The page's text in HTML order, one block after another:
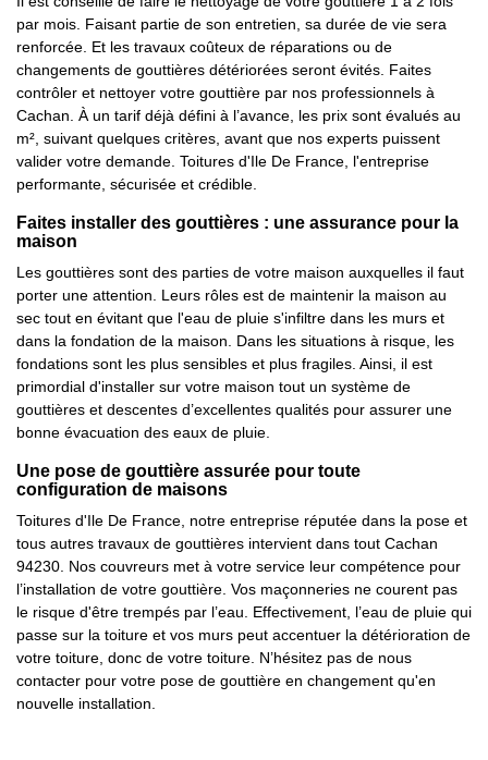
par mois. Faisant partie de son entretien, sa durée de vie sera
renforcée. Et les travaux coûteux de réparations ou de
changements de gouttières détériorées seront évités. Faites
contrôler et nettoyer votre gouttière par nos professionnels à
Cachan. À un tarif déjà défini à l’avance, les prix sont évalués au
m², suivant quelques critères, avant que nos experts puissent
valider votre demande. Toitures d'Ile De France, l'entreprise
performante, sécurisée et crédible.
Faites installer des gouttières : une assurance pour la
maison
Les gouttières sont des parties de votre maison auxquelles il faut
porter une attention. Leurs rôles est de maintenir la maison au
sec tout en évitant que l'eau de pluie s'infiltre dans les murs et
dans la fondation de la maison. Dans les situations à risque, les
fondations sont les plus sensibles et plus fragiles. Ainsi, il est
primordial d'installer sur votre maison tout un système de
gouttières et descentes d’excellentes qualités pour assurer une
bonne évacuation des eaux de pluie.
Une pose de gouttière assurée pour toute
configuration de maisons
Toitures d'Ile De France, notre entreprise réputée dans la pose et
tous autres travaux de gouttières intervient dans tout Cachan
94230. Nos couvreurs met à votre service leur compétence pour
l’installation de votre gouttière. Vos maçonneries ne courent pas
le risque d'être trempés par l’eau. Effectivement, l’eau de pluie qui
passe sur la toiture et vos murs peut accentuer la détérioration de
votre toiture, donc de votre toiture. N’hésitez pas de nous
contacter pour votre pose de gouttière en changement qu'en
nouvelle installation.